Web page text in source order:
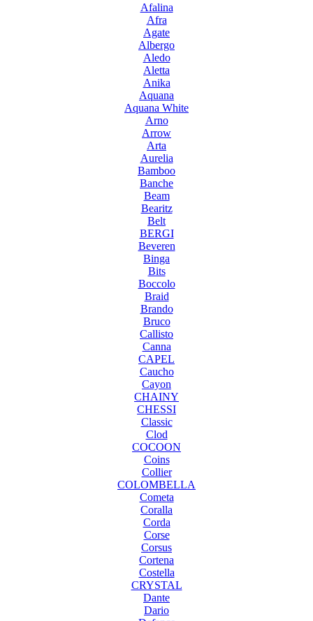
Afalina
Afra
Agate
Albergo
Aledo
Aletta
Anika
Aquana
Aquana White
Arno
Arrow
Arta
Aurelia
Bamboo
Banche
Beam
Bearitz
Belt
BERGI
Beveren
Binga
Bits
Boccolo
Braid
Brando
Bruco
Callisto
Canna
CAPEL
Caucho
Cayon
CHAINY
CHESSI
Classic
Clod
COCOON
Coins
Collier
COLOMBELLA
Cometa
Coralla
Corda
Corse
Corsus
Cortena
Costella
CRYSTAL
Dante
Dario